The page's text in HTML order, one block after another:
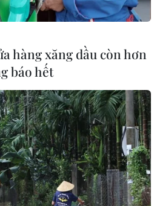
19 tại Hàn Quốc và
rất cao
ghi nhận thêm 102.211 ca
hàng xăng dầu còn hơn
báo hết